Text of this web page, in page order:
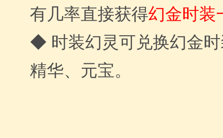
有几率直接获得幻金时装
◆ 时装幻灵可兑换幻金
精华、元宝。